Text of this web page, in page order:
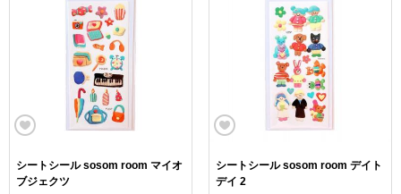
シートシール sosom room マイオ
ブジェクツ
シートシール sosom room デイト
デイ 2